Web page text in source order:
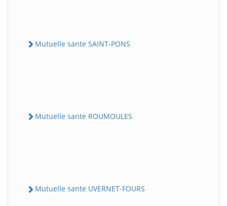
Mutuelle sante SAINT-PONS
Mutuelle sante ROUMOULES
Mutuelle sante UVERNET-FOURS